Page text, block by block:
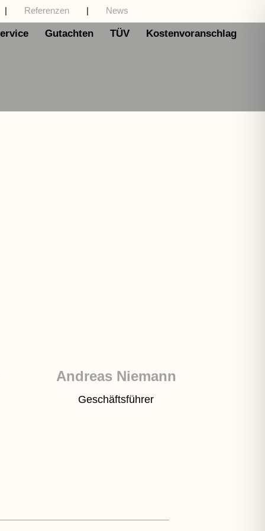
Referenzen| News
Gutachten TÜV Kostenvoranschlag
Andreas Niemann
Geschäftsführer